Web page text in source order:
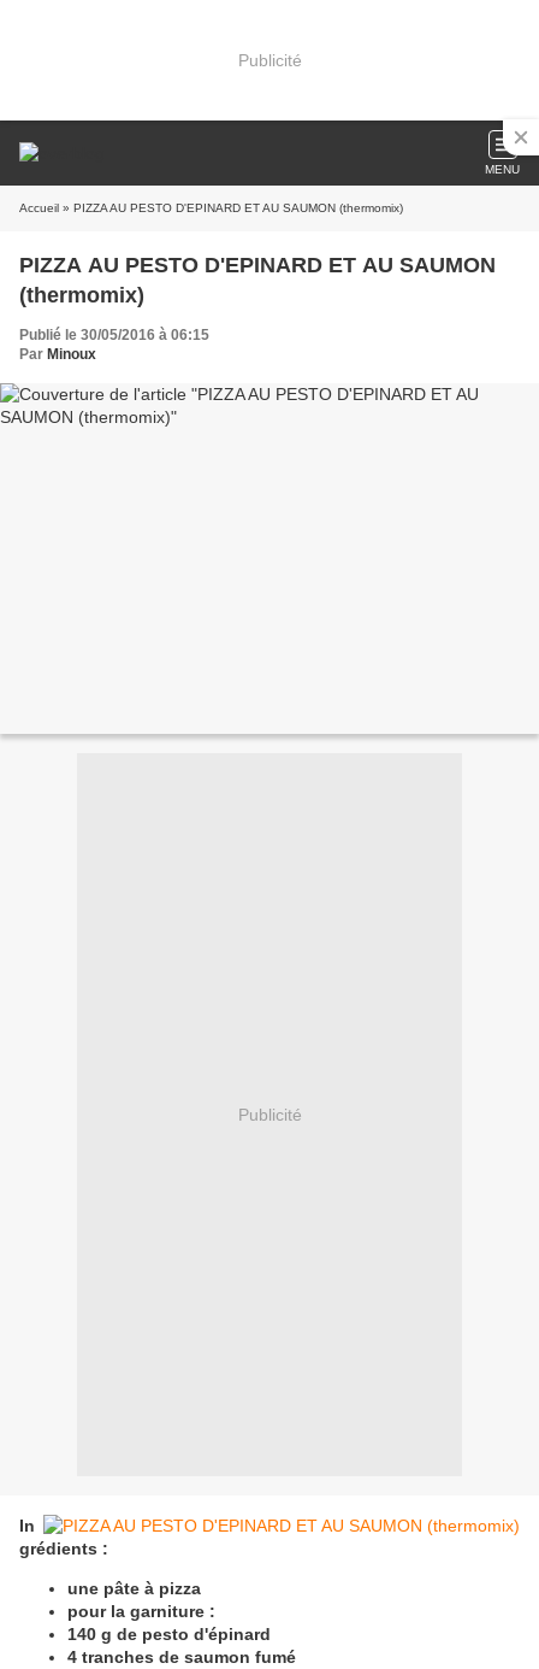
Publicité
MENU
Accueil » PIZZA AU PESTO D'EPINARD ET AU SAUMON (thermomix)
PIZZA AU PESTO D'EPINARD ET AU SAUMON
(thermomix)
Publié le 30/05/2016 à 06:15
Par Minoux
Publicité
In
grédients :
une pâte à pizza
pour la garniture :
140 g de pesto d'épinard
4 tranches de saumon fumé